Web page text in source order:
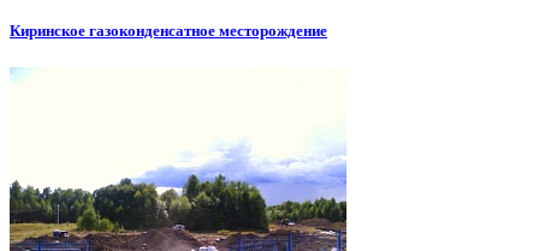
Киринское газоконденсатное месторождение